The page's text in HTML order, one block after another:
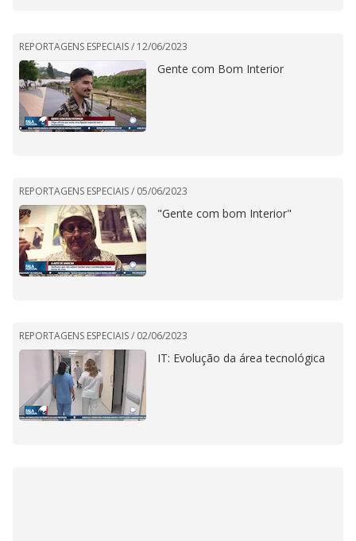
REPORTAGENS ESPECIAIS / 12/06/2023
Gente com Bom Interior
REPORTAGENS ESPECIAIS / 05/06/2023
"Gente com bom Interior"
REPORTAGENS ESPECIAIS / 02/06/2023
IT: Evolução da área tecnológica